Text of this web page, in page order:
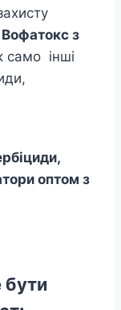
Вофатокс з
само інші
оптом з